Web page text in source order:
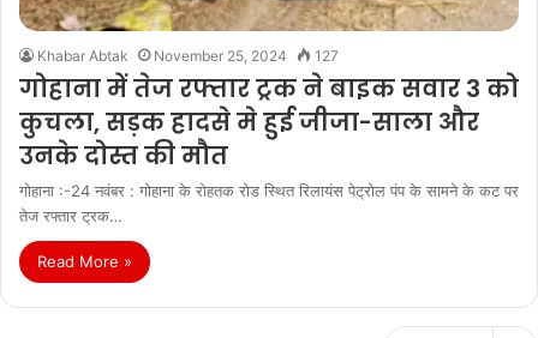
Khabar Abtak November 25, 2024 127
गोहाना में तेज रफ्तार ट्रक ने बाइक सवार 3 को
कुचला, सड़क हादसे मे हुई जीजा-साला और
उनके दोस्त की मौत
गोहाना :-24 नवंबर : गोहाना के रोहतक रोड स्थित रिलायंस पेट्रोल पंप के सामने के कट पर
तेज रफ्तार ट्रक…
Read More »